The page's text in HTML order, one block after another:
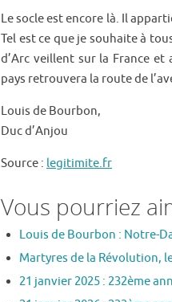
Le socle est encore là. Il
Tel est ce que je souhaite à
d’Arc veillent sur la France
pays retrouvera la route de
Louis de Bourbon,
Duc d’Anjou
Source : legitimite.fr
Vous pourriez
Louis de Bourbon : Notre-
Martyres de la Révolution,
21 janvier 2025 : 232ème